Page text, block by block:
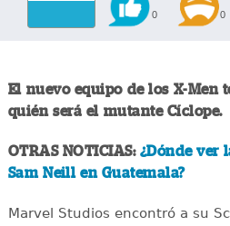
0 0
El nuevo equipo de los X-Men
quién será el mutante Cíclope.
OTRAS NOTICIAS:¿Dónde ver
Sam Neill en Guatemala?
Marvel Studios encontró a su